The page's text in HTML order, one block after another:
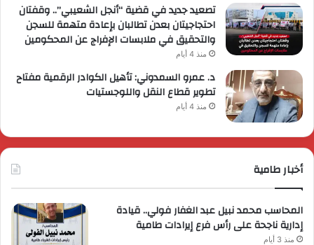
تصعيد جديد في قضية “أنجل الشعيبي”.. وقفتان
احتجاجيتان بعدن تطالبان بإعادة متهمة للسجن
والتحقيق في ملابسات الإفراج عن المحكومين
منذ 4 أيام
د. عمرو السمدوني: تأهيل الكوادر الرقمية مفتاح
تطوير قطاع النقل واللوجستيات
منذ 4 أيام
أخبار طامية
المحاسب محمد نبيل عبد الغفار فولي.. قيادة
إدارية ناجحة على رأس فرع إيرادات طامية
منذ 3 أيام